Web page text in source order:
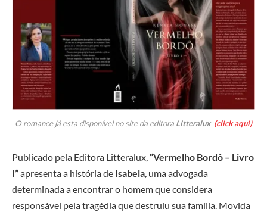
O romance já esta disponível no site da editora Litteralux (click aqui)
Publicado pela Editora Litteralux,“Vermelho Bordô – Livro
I”apresenta a história de Isabela, uma advogada
determinada a encontrar o homem que considera
responsável pela tragédia que destruiu sua família. Movida